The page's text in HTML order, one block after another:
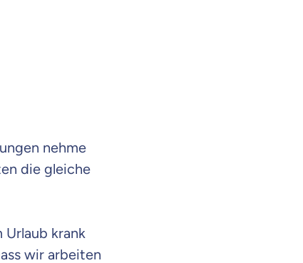
nehme
die gleiche
Urlaub krank
wir arbeiten